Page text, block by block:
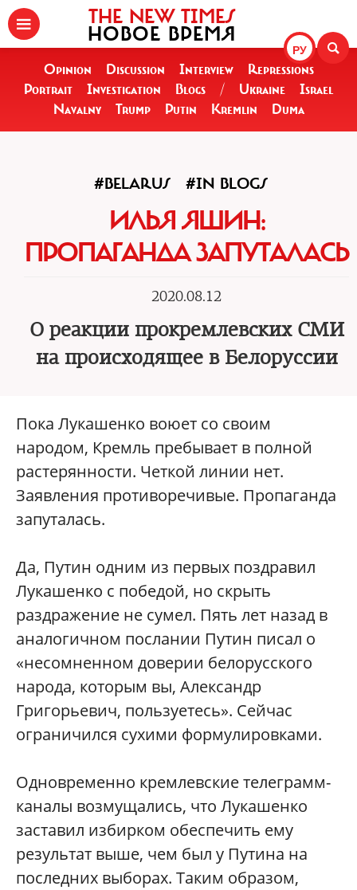
РУ
THE NEW TIMES
НОВОЕ ВРЕМЯ
Opinion Discussion Interview
Repressions
Portrait
Investigation Blogs / Ukraine
Israel
Navalny
Trump Putin Kremlin Duma
#BELARUS #IN BLOGS
ИЛЬЯ ЯШИН:
ПРОПАГАНДА ЗАПУТАЛАСЬ
2020.08.12
О реакции прокремлевских СМИ
на происходящее в Белоруссии
Пока Лукашенко воюет со своим
народом, Кремль пребывает в полной
растерянности. Четкой линии нет.
Заявления противоречивые. Пропаганда
запуталась.
Да, Путин одним из первых поздравил
Лукашенко с победой, но скрыть
раздражение не сумел. Пять лет назад в
аналогичном послании Путин писал о
«несомненном доверии белорусского
народа, которым вы, Александр
Григорьевич, пользуетесь». Сейчас
ограничился сухими формулировками.
Одновременно кремлевские телеграмм-
каналы возмущались, что Лукашенко
заставил избирком обеспечить ему
результат выше, чем был у Путина на
последних выборах. Таким образом,